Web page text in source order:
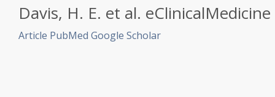
Davis, H. E. et al. eClinicalMedicine
Article PubMed Google Scholar